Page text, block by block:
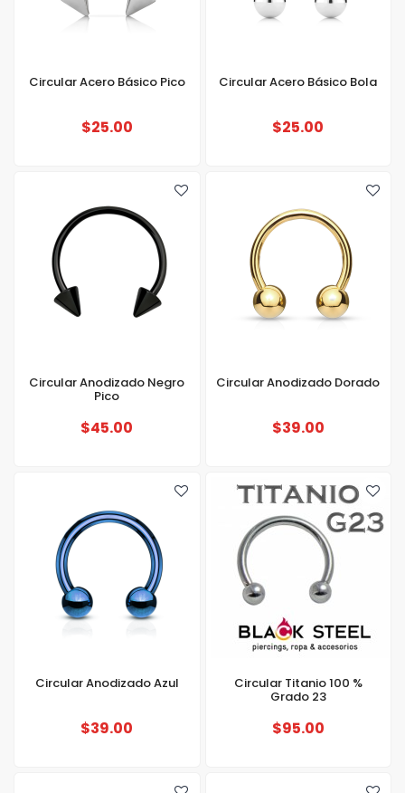
Circular Acero Básico Pico
$25.00
Circular Acero Básico Bola
$25.00
Circular Anodizado Negro
Pico
$45.00
Circular Anodizado Dorado
$39.00
Circular Anodizado Azul
$39.00
Circular Titanio 100 %
Grado 23
$95.00